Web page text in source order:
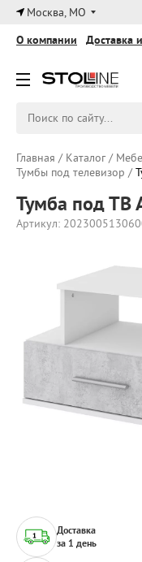
Москва, МО
О компании Доставка
Главная / Каталог/
Тумбы под телевизор /
Тумба под ТВ
Артикул:
Доставка
за 1 день